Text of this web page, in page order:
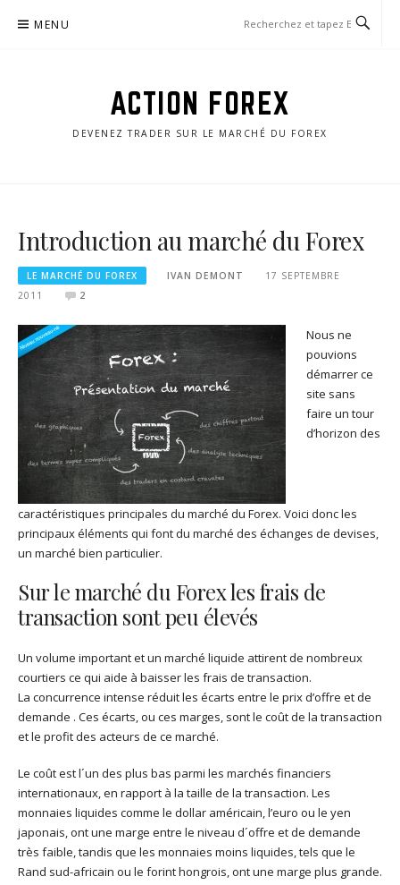
MENU
ACTION FOREX
DEVENEZ TRADER SUR LE MARCHÉ DU FOREX
Introduction au marché du Forex
LE MARCHÉ DU FOREX IVAN DEMONT
17 SEPTEMBRE
2011
2
Nous ne
pouvions
démarrer ce
site sans
faire un tour
d’horizon des
caractéristiques principales du marché du Forex. Voici donc les
principaux éléments qui font du marché des échanges de devises,
un marché bien particulier.
Sur le marché du Forex les frais de
transaction sont peu élevés
Un volume important et un marché liquide attirent de nombreux
courtiers ce qui aide à baisser les frais de transaction.
La concurrence intense réduit les écarts entre le prix d’offre et de
demande . Ces écarts, ou ces marges, sont le coût de la transaction
et le profit des acteurs de ce marché.
Le coût est l´un des plus bas parmi les marchés financiers
internationaux, en rapport à la taille de la transaction. Les
monnaies liquides comme le dollar américain, l’euro ou le yen
japonais, ont une marge entre le niveau d´offre et de demande
très faible, tandis que les monnaies moins liquides, tels que le
Rand sud-africain ou le forint hongrois, ont une marge plus grande.